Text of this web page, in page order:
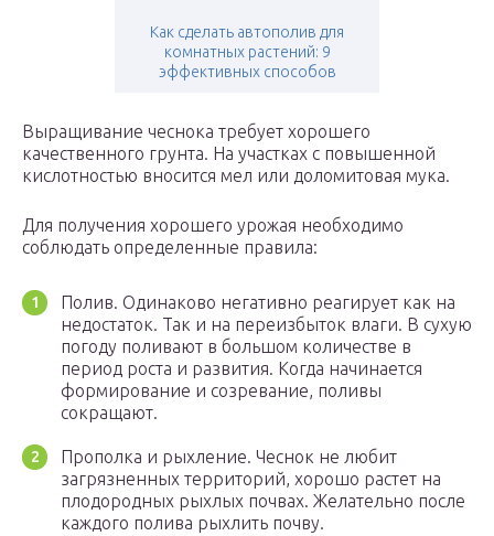
Как сделать автополив для
комнатных растений: 9
эффективных способов
Выращивание чеснока требует хорошего
качественного грунта. На участках с повышенной
кислотностью вносится мел или доломитовая мука.
Для получения хорошего урожая необходимо
соблюдать определенные правила:
Полив. Одинаково негативно реагирует как на
недостаток. Так и на переизбыток влаги. В сухую
погоду поливают в большом количестве в
период роста и развития. Когда начинается
формирование и созревание, поливы
сокращают.
Прополка и рыхление. Чеснок не любит
загрязненных территорий, хорошо растет на
плодородных рыхлых почвах. Желательно после
каждого полива рыхлить почву.